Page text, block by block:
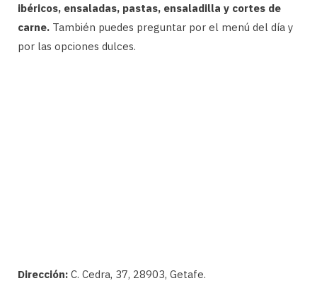
ibéricos, ensaladas, pastas, ensaladilla y cortes de
carne. También puedes preguntar por el menú del día y
por las opciones dulces.
Dirección: C. Cedra, 37, 28903, Getafe.